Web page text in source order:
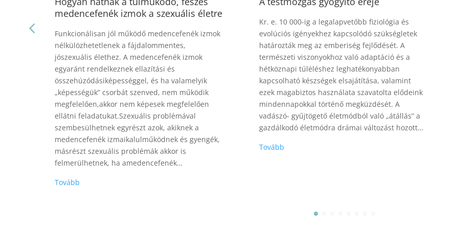
evolúciós igényekhez kapcsolódó szükségletek
határozták meg az emberiség fejlődését. A
természeti viszonyokhoz való adaptáció és a
hétköznapi túléléshez leghatékonyabban
kapcsolható készségek elsajátítása, valamint
ezek magabiztos használata szavatolta elődeink
mindennapokkal történő megküzdését. A
vadászó- gyűjtögető életmódból való „átállás” a
gazdálkodó életmódra drámai változást hozott…
Tovább
A pudendális ideg a kismedencei régió egyik fő
idege, amely kulcsfontosságú ennek a területnek
az érzékeléséhez és működéséhez, beleértve a
nemi szerveket és a végbélnyílást is. Párosan van
jelen a testünkben, – a medenceöv jobb és bal
oldalán halad keresztül,- szenzorosan beidegzi
mindkét nem külső nemi szervét beleértve a
szeméremajkakat,…
Tovább